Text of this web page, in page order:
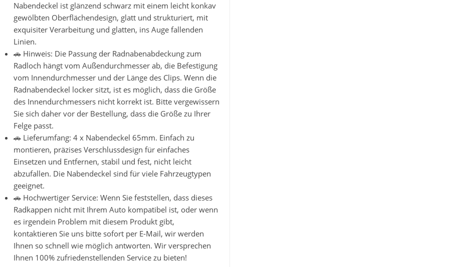
Nabendeckel ist glänzend schwarz mit einem leicht konkav
gewölbten Oberflächendesign, glatt und strukturiert, mit
exquisiter Verarbeitung und glatten, ins Auge fallenden
Linien.
🚗 Hinweis: Die Passung der Radnabenabdeckung zum
Radloch hängt vom Außendurchmesser ab, die Befestigung
vom Innendurchmesser und der Länge des Clips. Wenn die
Radnabendeckel locker sitzt, ist es möglich, dass die Größe
des Innendurchmessers nicht korrekt ist. Bitte vergewissern
Sie sich daher vor der Bestellung, dass die Größe zu Ihrer
Felge passt.
🚗 Lieferumfang: 4 x Nabendeckel 65mm. Einfach zu
montieren, präzises Verschlussdesign für einfaches
Einsetzen und Entfernen, stabil und fest, nicht leicht
abzufallen. Die Nabendeckel sind für viele Fahrzeugtypen
geeignet.
🚗 Hochwertiger Service: Wenn Sie feststellen, dass dieses
Radkappen nicht mit Ihrem Auto kompatibel ist, oder wenn
es irgendein Problem mit diesem Produkt gibt,
kontaktieren Sie uns bitte sofort per E-Mail, wir werden
Ihnen so schnell wie möglich antworten. Wir versprechen
Ihnen 100% zufriedenstellenden Service zu bieten!